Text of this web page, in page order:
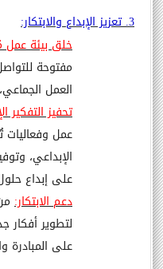
3. تعزيز الإبداع والابتكار:
خلق بيئة عمل
مفتوحة
العمل
تحفيز التفكير
عمل وفعاليات
الإبداعي،
على إبداع
دعم الابتكار:
لتطوير أفكار
على المبادرة